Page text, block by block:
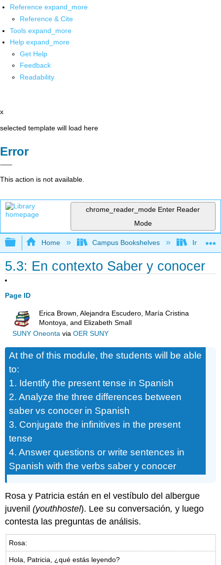
Reference expand_more
Reference & Cite
Tools expand_more
Help expand_more
Get Help
Feedback
Readability
x
selected template will load here
Error
This action is not available.
chrome_reader_mode Enter Reader
Mode
Expand/collapse global hierarchy
Home Campus Bookshelves Imperial
5.3: En contexto Saber y conocer
Page ID
Erica Brown, Alejandra Escudero, María Cristina
Montoya, and Elizabeth Small
SUNY Oneontavia OER SUNY
At the of this module, the students will be able
to:
1. Identify the present tense in Spanish
2. Analyze the three differences between
saber vs conocer in Spanish
3. Conjugate the infinitives in the present
tense
4. Answer questions or write sentences in
Spanish with the verbs saber y conocer
Rosa y Patricia están en el vestíbulo del albergue
juvenil(youthhostel). Lee su conversación, y luego
contesta las preguntas de análisis.
Rosa:
Hola, Patricia, ¿qué estás leyendo?